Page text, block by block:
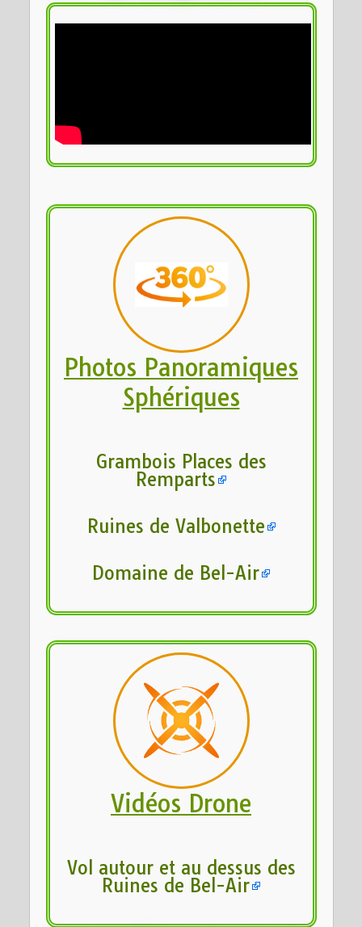
Photos Panoramiques
Sphériques
Grambois Places des
Remparts
Ruines de Valbonette
Domaine de Bel-Air
Vidéos Drone
Vol autour et au dessus des
Ruines de Bel-Air